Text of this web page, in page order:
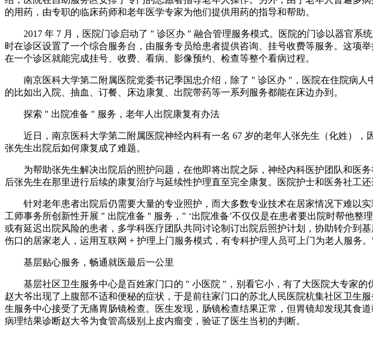
的用药，由专职的临床药师和老年医学专家为他们提供用药的指导和帮助。
2017 年 7 月，医院门诊启动了 " 诊区办 " 融合管理服务模式。医院的门诊以器官
时在诊区设置了一个综合服务台，由服务专员给患者提供咨询、挂号收费等服务。这项
在一个诊区就能完成挂号、收费、看病、影像预约、检查等整个看病过程。
南京医科大学第二附属医院党委书记季国忠介绍，除了 " 诊区办 "，医院在住院病
的比如出入院、抽血、订餐、床边康复、出院带药等一系列服务都能在床边办到。
探索 " 出院准备 " 服务，老年人出院康复有办法
近日，南京医科大学第二附属医院神经内科有一名 67 岁的老年人张先生（化姓）
张先生出院后如何康复成了难题。
为帮助张先生解决出院后的照护问题，在他即将出院之际，神经内科医护团队和医
后张先生在那里进行后续的康复治疗与延续性护理直至完全康复。医院护士和医务社工
针对老年患者出院后仍需要大量的专业照护，而大多数专业技术在居家情况下难以
工师事务所创新性开展 " 出院准备 " 服务，" ‘出院准备’不仅仅是在患者要出院时帮他
或有延迟出院风险的患者，多学科医疗团队共同讨论制订出院后照护计划，协助转介到
伤口的居家老人，运用互联网 + 护理上门服务模式，有专科护理人员可上门为老人服务
基层贴心服务，畅通就医最后一公里
基层社区卫生服务中心是百姓家门口的 " 小医院 "，别看它小，有了大医院大专家
赵大爷出现了上腹部不适和便秘的症状，于是前往家门口的苏北人民医院杭集社区卫生
生服务中心接受了无痛胃肠镜检查。医生发现，肠镜检查结果正常，但胃镜却发现其食
病理结果诊断赵大爷为食管高级别上皮内瘤变，验证了医生当初的判断。